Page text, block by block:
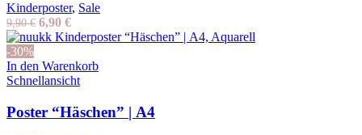
Kinderposter, Sale
9,90€ Ursprünglicher
Preis
9,90 €
6,90 €Aktueller
Preis
6,90 €.
-30%
In den Warenkorb
Schnellansicht
Poster “Häschen” | A4